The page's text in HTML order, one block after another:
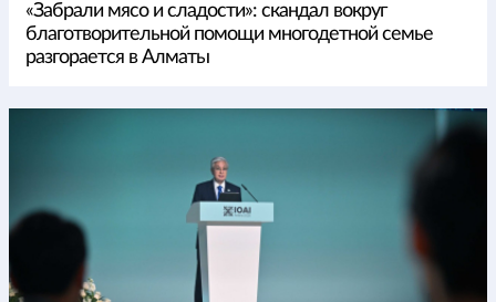
«Забрали мясо и сладости»: скандал вокруг
благотворительной помощи многодетной семье
разгорается в Алматы